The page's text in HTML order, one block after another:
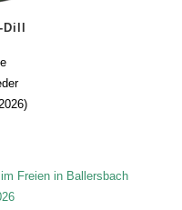
Freien in Ballersbach